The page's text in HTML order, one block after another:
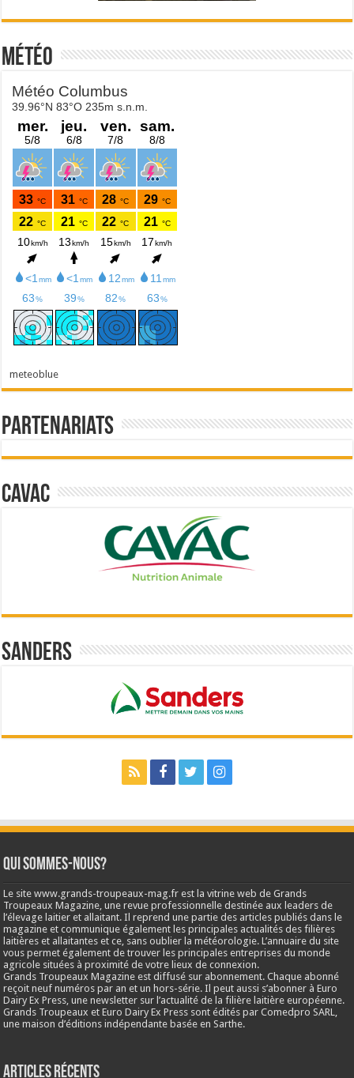
Météo
meteoblue
Partenariats
Cavac
Sanders
Qui sommes-nous?
Le site www.grands-troupeaux-mag.fr est la vitrine web de Grands
Troupeaux Magazine, une revue professionnelle destinée aux leaders de
l’élevage laitier et allaitant. Il reprend une partie des articles publiés dans le
magazine et communique également les principales actualités des filières
laitières et allaitantes et ce, sans oublier la météorologie. L’annuaire du site
vous permet également de trouver les principales entreprises du monde
agricole situées à proximité de votre lieux de connexion.
Grands Troupeaux Magazine est diffusé sur abonnement. Chaque abonné
reçoit neuf numéros par an et un hors-série. Il peut aussi s’abonner à Euro
Dairy Ex Press, une newsletter sur l’actualité de la filière laitière européenne.
Grands Troupeaux et Euro Dairy Ex Press sont édités par Comedpro SARL,
une maison d’éditions indépendante basée en Sarthe.
Articles récents